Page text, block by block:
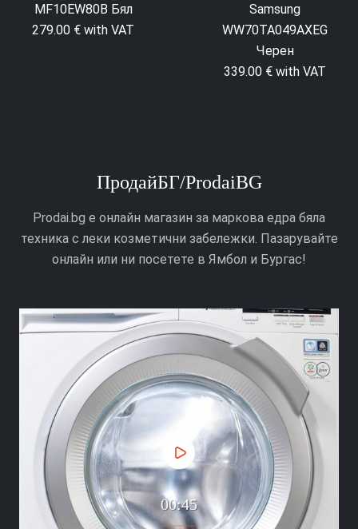
MF10EW80B Бял
279.00 € with VAT
Samsung
WW70TA049AXEG
Черен
339.00 € with VAT
ПродайБГ/ProdaiBG
Prodai.bg е онлайн магазин за маркова едра бяла
техника с леки козметични забележки. Пазарувайте
онлайн или ни посетете в Ямбол и Бургас!
00:45